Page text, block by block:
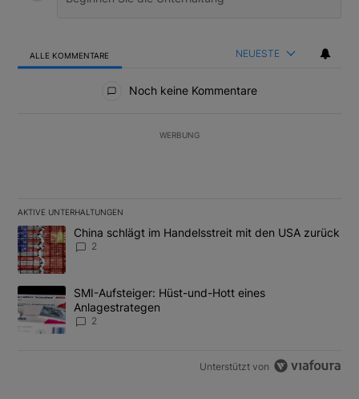
ALLE KOMMENTARE NEUESTE
Noch keine Kommentare
WERBUNG
AKTIVE UNTERHALTUNGEN
Das Folgende ist eine Liste der am meisten kommentierten
Ein Trendartikel mit dem Titel "China schlägt im Handelsstreit
China schlägt im Handelsstreit mit den USA zurück
2
Ein Trendartikel mit dem Titel "SMI-Aufsteiger: Hüst-und-Hott
SMI-Aufsteiger: Hüst-und-Hott eines
Anlagestrategen
2
Unterstützt von